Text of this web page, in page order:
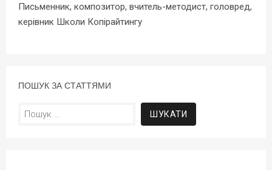
Письменник, композитор, вчитель-методист, головред,
керівник Школи Копірайтингу
ПОШУК ЗА СТАТТЯМИ
Пошук: